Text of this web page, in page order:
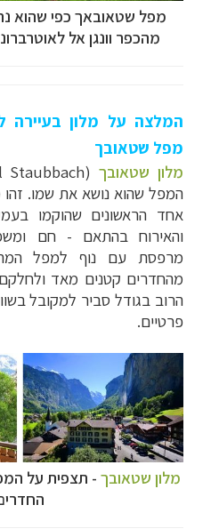
מפל שטאובאך כפי שהוא
מהכפר וונגן אל
המלצה על מלון בעיירה
מפל שטאובך
מלון שטאובך (
המפל שהוא נושא את שמו. זהו
והאירוח בהתאם - חם
מרפסת עם נוף למפל
מהחדרים קטנים מאד
הרוב בגודל סביר למקובל
פרטיים.
מלון שטאובך - תצפית על